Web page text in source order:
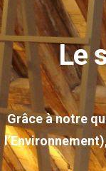
Le
Grâce à notre